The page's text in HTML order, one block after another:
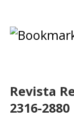
Revista
2316-2880